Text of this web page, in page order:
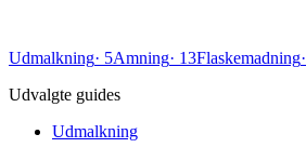
Udmalkning· 5Amning· 13Flaskemadning·
Udvalgte guides
Udmalkning